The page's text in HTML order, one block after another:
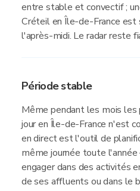
entre stable et convectif ;
Créteil en Île-de-France
l'après-midi. Le radar reste
Période stable
Même pendant les mois les
jour en Île-de-France n'est
en direct est l'outil de
même journée toute
engager dans des activités
de ses affluents ou dans le